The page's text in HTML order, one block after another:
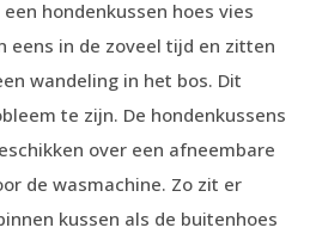
hondenkussen hoes vies
eens in de zoveel tijd en zitten
wandeling in het bos. Dit
te zijn. De hondenkussens
over een afneembare
de wasmachine. Zo zit er
kussen als de buitenhoes